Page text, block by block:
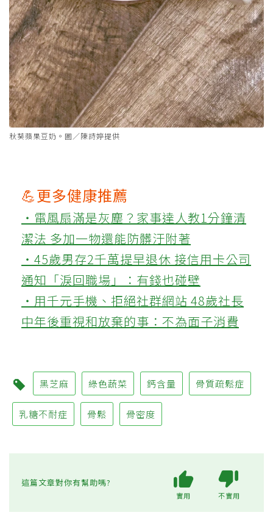
秋葵蘋果豆奶。圖／陳詩婷提供
💪更多健康推薦
‧電風扇滿是灰塵？家事達人教1分鐘清
潔法 多加一物還能防髒汙附著
‧45歲男存2千萬提早退休 接信用卡公司
通知「淚回職場」：有錢也碰壁
‧用千元手機、拒絕社群網站 48歲社長
中年後重視和放棄的事：不為面子消費
黑芝麻 綠色蔬菜 鈣含量 骨質疏鬆症
乳糖不耐症 骨鬆 骨密度
這篇文章對你有幫助嗎?
實用 不實用